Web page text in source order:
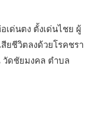
ด่นตง ตั้งเด่นไชย ผู้
ยชีวิตลงด้วยโรคชรา
วัดชัยมงคล ตำบล